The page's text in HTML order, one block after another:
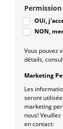
OUi,
NON,
Vous pouvez
détails,
Marketing
Les
seront
marketing
nous!
en contact: